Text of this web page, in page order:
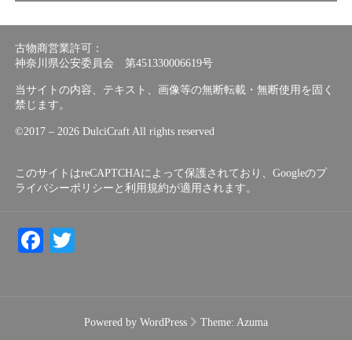
古物商営業許可：
神奈川県公安委員会 第451330006619号
当サイトの内容、テキスト、画像等の無断転載・無断使用を固く
禁じます。
©︎2017 – 2026 DulciCraft All rights reserved
このサイトはreCAPTCHAによって保護されており、Googleのプ
ライバシーポリシー と 利用規約が適用されます。
Facebook
Powered by WordPress Theme: Azuma